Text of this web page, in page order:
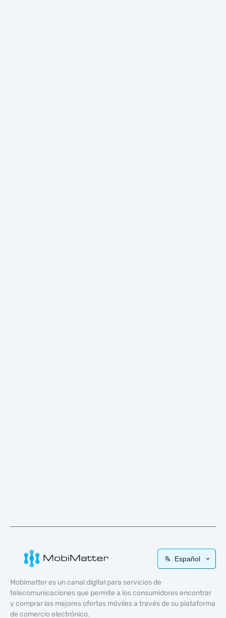
Español
Mobimatter es un canal digital para servicios de
telecomunicaciones que permite a los consumidores encontrar
y comprar las mejores ofertas móviles a través de su plataforma
de comercio electrónico.